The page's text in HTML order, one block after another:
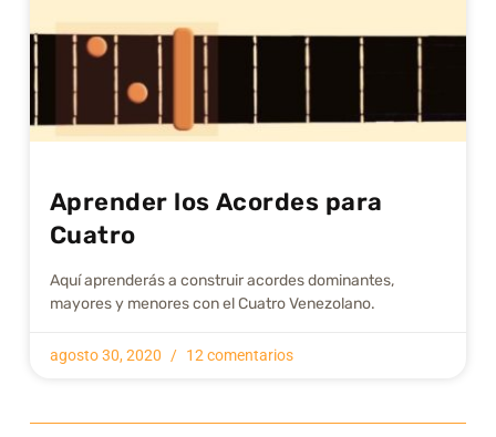
Aprender los Acordes para
Cuatro
Aquí aprenderás a construir acordes dominantes,
mayores y menores con el Cuatro Venezolano.
agosto 30, 2020 12 comentarios